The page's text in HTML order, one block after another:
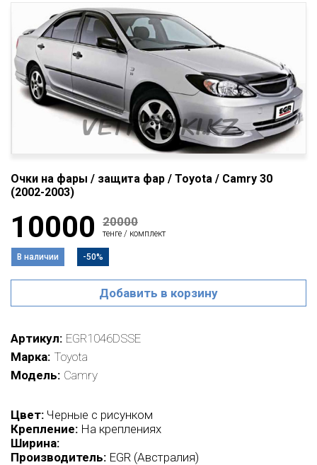
Очки на фары / защита фар / Toyota / Camry 30
(2002-2003)
10000 20000
тенге / комплект
В наличии -50%
Добавить в корзину
Артикул EGR1046DSSE
Марка Toyota
Модель Camry
Цвет: Черные с рисунком
Крепление: На креплениях
Ширина:
Производитель: EGR (Австралия)